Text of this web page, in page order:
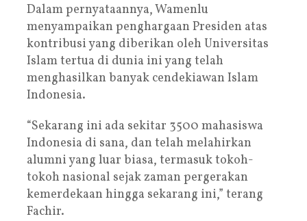
Dalam pernyataannya, Wamenlu
menyampaikan penghargaan Presiden atas
kontribusi yang diberikan oleh Universitas
Islam tertua di dunia ini yang telah
menghasilkan banyak cendekiawan Islam
Indonesia.
“Sekarang ini ada sekitar 3500 mahasiswa
Indonesia di sana, dan telah melahirkan
alumni yang luar biasa, termasuk tokoh-
tokoh nasional sejak zaman pergerakan
kemerdekaan hingga sekarang ini,” terang
Fachir.